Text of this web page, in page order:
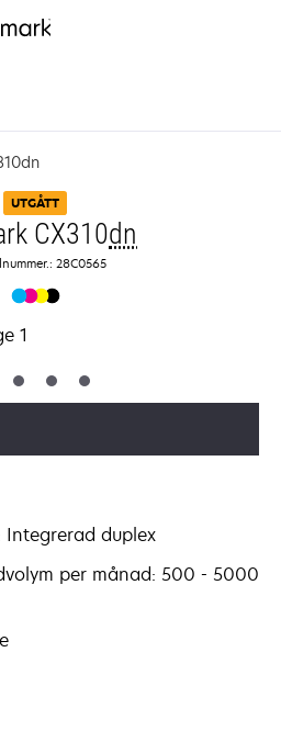
UTGÅTT
CX310dn
28C0565
duplex
per månad: 500 - 5000